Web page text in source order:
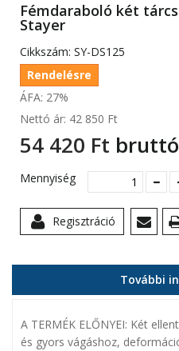
Fémdaraboló két
Stayer
Cikkszám: SY-DS125
Rendelésre
ÁFA: 27%
Nettó ár: 42 850 Ft‎
54 420 Ft‎ bruttó
Mennyiség
Regisztráció
További
A TERMÉK ELŐNYEI: Két
és gyors vágáshoz,